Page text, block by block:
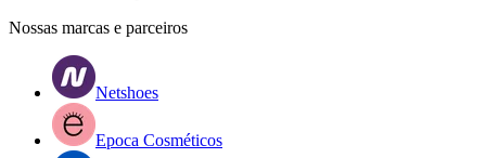
Nossas marcas e parceiros
Netshoes
Epoca Cosméticos